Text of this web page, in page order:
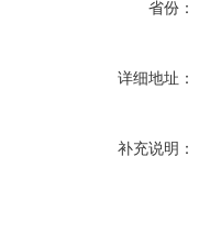
省份：
详细地址：
补充说明：